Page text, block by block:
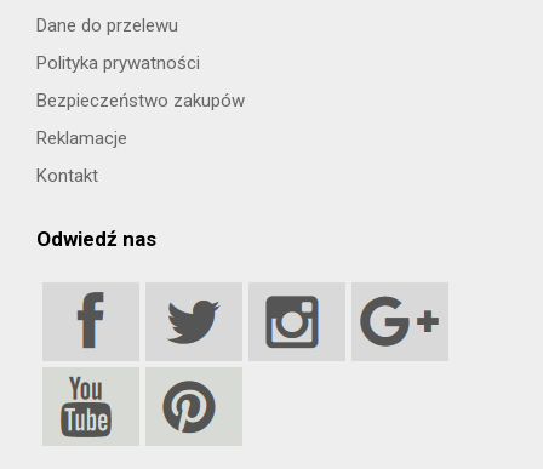
Dane do przelewu
Polityka prywatności
Bezpieczeństwo zakupów
Reklamacje
Kontakt
Odwiedź nas